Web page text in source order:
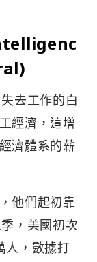
去工作的白
經濟，這增
濟體系的薪
他們起初靠
，美國初次
人，數據打